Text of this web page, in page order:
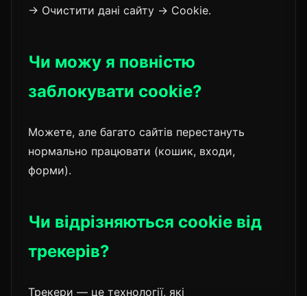
→ Очистити дані сайту → Cookie.
Чи можу я повністю
заблокувати cookie?
Можете, але багато сайтів перестануть
нормально працювати (кошик, входи,
форми).
Чи відрізняються cookie від
трекерів?
Трекери — це технології, які